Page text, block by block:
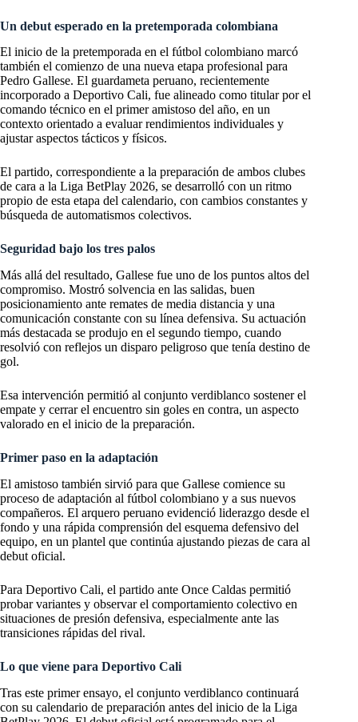
Un debut esperado en la pretemporada colombiana
El inicio de la pretemporada en el fútbol colombiano marcó
también el comienzo de una nueva etapa profesional para
Pedro Gallese. El guardameta peruano, recientemente
incorporado a Deportivo Cali, fue alineado como titular por el
comando técnico en el primer amistoso del año, en un
contexto orientado a evaluar rendimientos individuales y
ajustar aspectos tácticos y físicos.
El partido, correspondiente a la preparación de ambos clubes
de cara a la Liga BetPlay 2026, se desarrolló con un ritmo
propio de esta etapa del calendario, con cambios constantes y
búsqueda de automatismos colectivos.
Seguridad bajo los tres palos
Más allá del resultado, Gallese fue uno de los puntos altos del
compromiso. Mostró solvencia en las salidas, buen
posicionamiento ante remates de media distancia y una
comunicación constante con su línea defensiva. Su actuación
más destacada se produjo en el segundo tiempo, cuando
resolvió con reflejos un disparo peligroso que tenía destino de
gol.
Esa intervención permitió al conjunto verdiblanco sostener el
empate y cerrar el encuentro sin goles en contra, un aspecto
valorado en el inicio de la preparación.
Primer paso en la adaptación
El amistoso también sirvió para que Gallese comience su
proceso de adaptación al fútbol colombiano y a sus nuevos
compañeros. El arquero peruano evidenció liderazgo desde el
fondo y una rápida comprensión del esquema defensivo del
equipo, en un plantel que continúa ajustando piezas de cara al
debut oficial.
Para Deportivo Cali, el partido ante Once Caldas permitió
probar variantes y observar el comportamiento colectivo en
situaciones de presión defensiva, especialmente ante las
transiciones rápidas del rival.
Lo que viene para Deportivo Cali
Tras este primer ensayo, el conjunto verdiblanco continuará
con su calendario de preparación antes del inicio de la Liga